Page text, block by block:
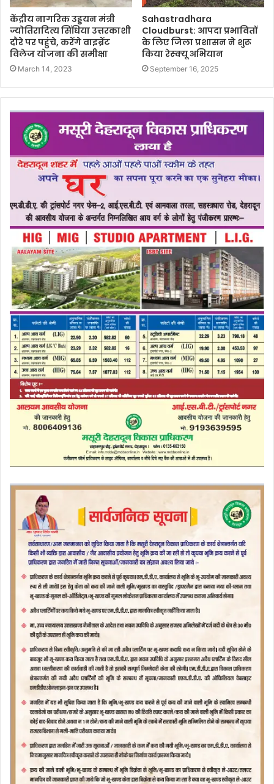
केंद्रीय नागरिक उड्डयन मंत्री
ज्योतिरादित्य सिंधिया उत्तरकाशी
दौरे पर पहुंचे, करेंगे वाइब्रेंट
विलेज योजना की समीक्षा
March 14, 2023
Sahastradhara
Cloudburst: आपदा प्रभावितों
के लिए जिला प्रशासन ने शुरू
किया रेस्क्यू अभियान
September 16, 2025